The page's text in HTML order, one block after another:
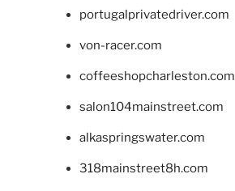
portugalprivatedriver.com
von-racer.com
coffeeshopcharleston.com
salon104mainstreet.com
alkaspringswater.com
318mainstreet8h.com